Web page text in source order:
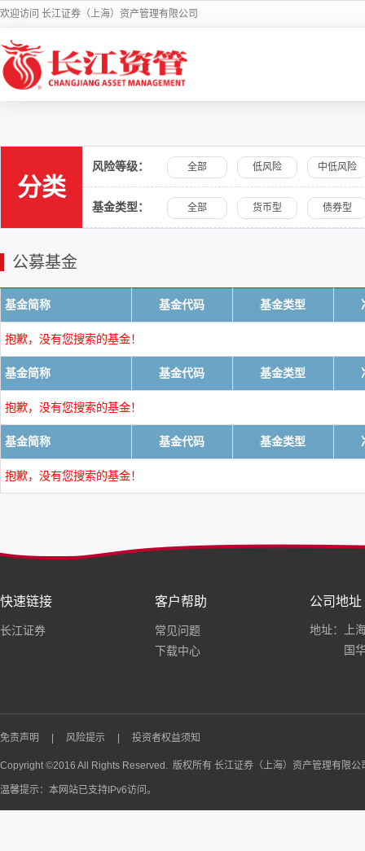
欢迎访问 长江证券（上海）资产管理有限公司
分类
风险等级： 全部 低风险 中低风险
基金类型： 全部 货币型 债券型
公募基金
基金简称 基金代码 基金类型
抱歉，没有您搜索的基金！
基金简称 基金代码 基金类型
抱歉，没有您搜索的基金！
基金简称 基金代码 基金类型
抱歉，没有您搜索的基金！
快速链接
长江证券
客户帮助
常见问题
下载中心
公司地址
地址：上
国
免责声明 风险提示 投资者权益须知
Copyright ©2016 All Rights Reserved. 版权所有 长江证券（上海）资产管理有限
温馨提示：本网站已支持IPv6访问。